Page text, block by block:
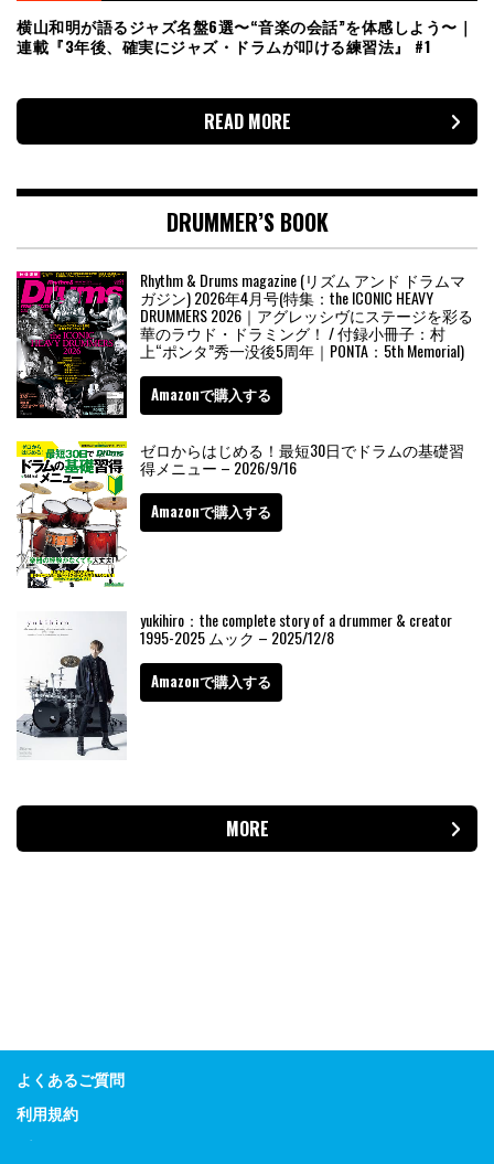
横山和明が語るジャズ名盤6選〜“音楽の会話”を体感しよう〜｜
連載『3年後、確実にジャズ・ドラムが叩ける練習法』 #1
READ MORE
DRUMMER’S BOOK
Rhythm & Drums magazine (リズム アンド ドラムマ
ガジン) 2026年4月号(特集：the ICONIC HEAVY
DRUMMERS 2026｜アグレッシヴにステージを彩る
華のラウド・ドラミング！ / 付録小冊子：村
上“ポンタ”秀一没後5周年｜PONTA：5th Memorial)
Amazonで購入する
ゼロからはじめる！最短30日でドラムの基礎習
得メニュー – 2026/9/16
Amazonで購入する
yukihiro：the complete story of a drummer & creator
1995-2025 ムック – 2025/12/8
Amazonで購入する
MORE
よくあるご質問
利用規約
プライバシーポリシー